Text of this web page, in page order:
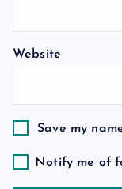
i
o
n
Website
Save my
Notify me of